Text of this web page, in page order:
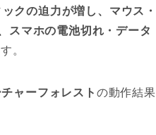
クの迫力が増し、マウス・
スマホの電池切れ・データ
。
ャーフォレスト の動作結果